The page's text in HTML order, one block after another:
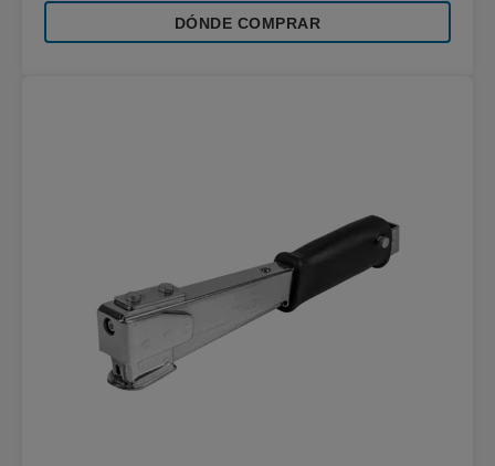
DÓNDE COMPRAR